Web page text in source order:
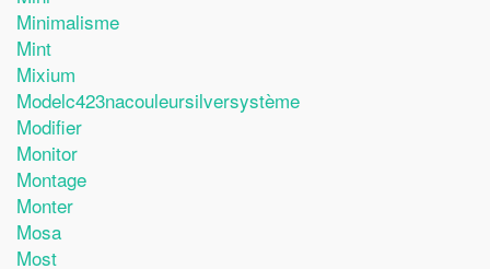
Minimalisme
Mint
Mixium
Modelc423nacouleursilversystème
Modifier
Monitor
Montage
Monter
Mosa
Most